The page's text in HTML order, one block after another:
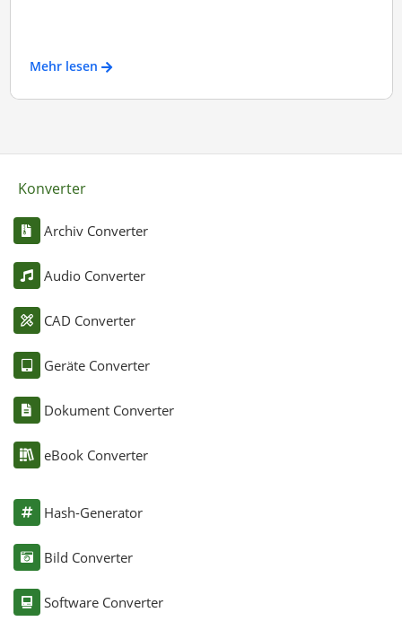
Mehr lesen
Konverter
Archiv Converter
Audio Converter
CAD Converter
Geräte Converter
Dokument Converter
eBook Converter
Hash-Generator
Bild Converter
Software Converter